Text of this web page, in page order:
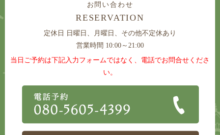
お問い合わせ
RESERVATION
定休日 日曜日、月曜日、その他不定休あり
営業時間 10:00～21:00
当日ご予約は下記入力フォームではなく、電話でお問合せくださ
い。